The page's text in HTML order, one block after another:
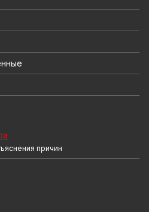
причин